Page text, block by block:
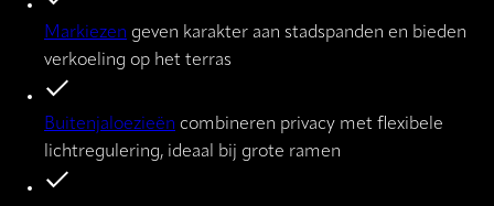
Markiezen geven karakter aan stadspanden en bieden
verkoeling op het terras
Buitenjaloezieën combineren privacy met flexibele
lichtregulering, ideaal bij grote ramen